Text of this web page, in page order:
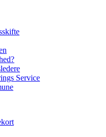
Service